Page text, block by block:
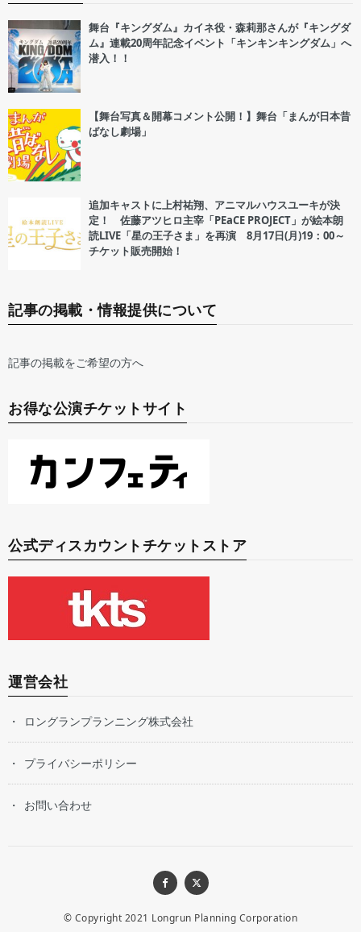
舞台『キングダム』カイネ役・森莉那さんが『キングダ
ム』連載20周年記念イベント「キンキンキングダム」へ
潜入！！
【舞台写真＆開幕コメント公開！】舞台「まんが日本昔
ばなし劇場」
追加キャストに上村祐翔、アニマルハウスユーキが決
定！ 佐藤アツヒロ主宰「PEaCE PROJECT」が絵本朗
読LIVE「星の王子さま」を再演 8月17日(月)19：00～
チケット販売開始！
記事の掲載・情報提供について
記事の掲載をご希望の方へ
お得な公演チケットサイト
公式ディスカウントチケットストア
運営会社
ロングランプランニング株式会社
プライバシーポリシー
お問い合わせ
© Copyright 2021 Longrun Planning Corporation